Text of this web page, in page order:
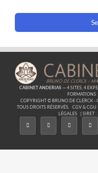
CABINET ANDERIAS— 4 SITES, 4
FORMATIONS
COPYRIGHT © BRUNO DE CLERCK -
TOUS DROITS RÉSERVÉS.
CGV & CGU
LÉGALES
| SIRET :